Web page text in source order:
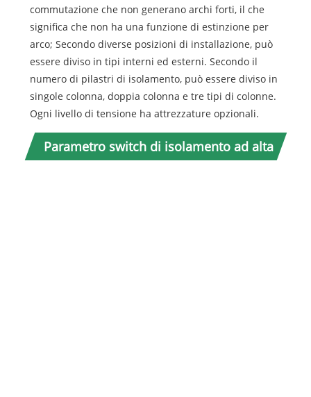
commutazione che non generano archi forti, il che
significa che non ha una funzione di estinzione per
arco; Secondo diverse posizioni di installazione, può
essere diviso in tipi interni ed esterni. Secondo il
numero di pilastri di isolamento, può essere diviso in
singole colonna, doppia colonna e tre tipi di colonne.
Ogni livello di tensione ha attrezzature opzionali.
Parametro switch di isolamento ad alta